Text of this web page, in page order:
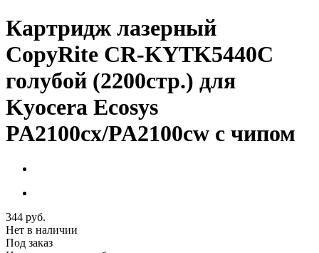
Картридж лазерный
CopyRite CR-KYTK5440C
голубой (2200стр.) для
Kyocera Ecosys
PA2100cx/PA2100cw с чипом
344 руб.
Нет в наличии
Под заказ